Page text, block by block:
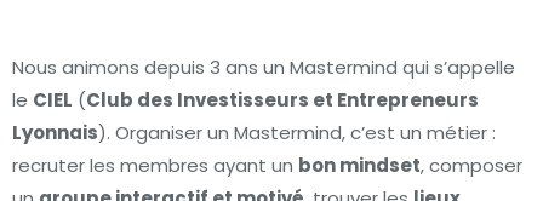
Nous animons depuis 3 ans un Mastermind qui s’appelle
le CIEL (Club des Investisseurs et Entrepreneurs
Lyonnais). Organiser un Mastermind, c’est un métier :
recruter les membres ayant un bon mindset, composer